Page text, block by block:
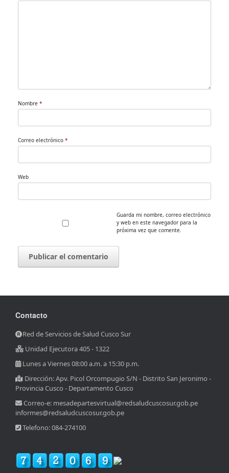
Nombre *
Correo electrónico *
Web
Guarda mi nombre, correo electrónico
y web en este navegador para la
próxima vez que comente.
Contacto
Red de Servicios de Salud Cusco Sur
Unidad Ejecutora 405 - 1322
Lunes a Viernes 08:00 a.m. a 15:30 p.m.
Dirección: Apv. Picol Orcompugio S/N - Distrito San Jeronimo -
Provincia Cusco - Departamento Cusco
Correo-e: mesadepartesvirtual@redsaludcuscosur.gob.pe
informes@redsaludcuscosur.gob.pe
Telefono: 084-274100